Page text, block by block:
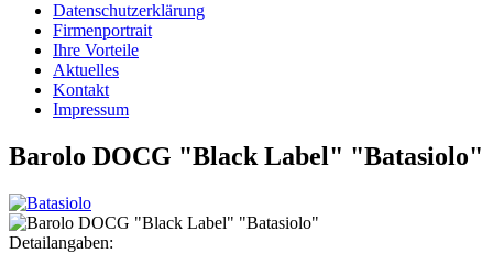
Datenschutzerklärung
Firmenportrait
Ihre Vorteile
Aktuelles
Kontakt
Impressum
Barolo DOCG "Black Label" "Batasiolo"
Detailangaben: